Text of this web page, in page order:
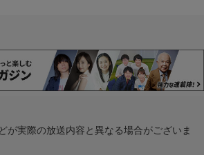
が実際の放送内容と異なる場合がございま